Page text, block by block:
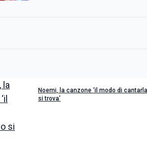
Noemi, la canzone ‘il modo di
si trova’